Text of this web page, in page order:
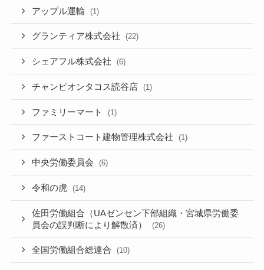
アップル運輸 (1)
グランティア株式会社 (22)
シェアフル株式会社 (6)
チャンピオンタコス読谷店 (1)
ファミリーマート (1)
ファーストコート建物管理株式会社 (1)
中央労働委員会 (6)
令和の虎 (14)
佐田労働組合（UAゼンセン下部組織・宮城県労働委
員会の誤判断により解散済）
(26)
全国労働組合総連合 (10)